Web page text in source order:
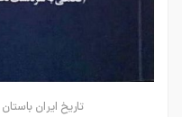
تاریخ ایران باستان